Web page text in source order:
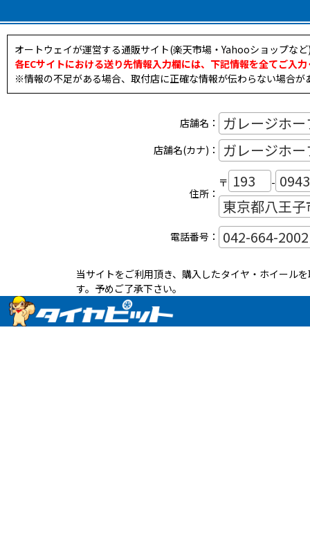
オートウェイが運営する通販サイト(楽天市場・Yahooショップな
各ECサイトにおける送り先情報入力欄には、下記情報を全てご入
※情報の不足がある場合、取付店に正確な情報が伝わらない場合が
店舗名：
店舗名(カナ)：
住所：
〒 -
電話番号：
当サイトをご利用頂き、購入したタイヤ・ホイール
す。予めご了承下さい。